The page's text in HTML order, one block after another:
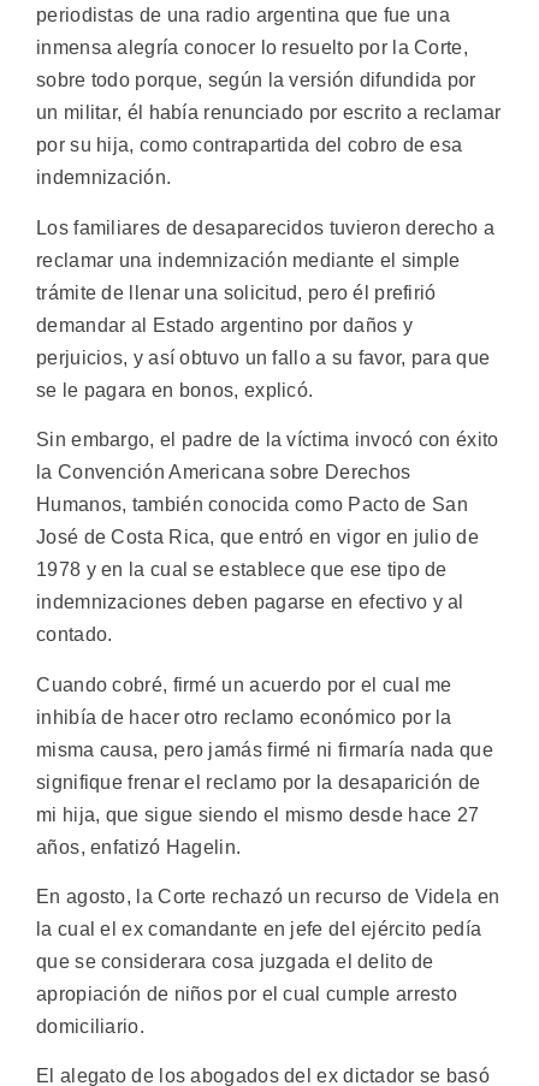
periodistas de una radio argentina que fue una
inmensa alegría conocer lo resuelto por la Corte,
sobre todo porque, según la versión difundida por
un militar, él había renunciado por escrito a reclamar
por su hija, como contrapartida del cobro de esa
indemnización.
Los familiares de desaparecidos tuvieron derecho a
reclamar una indemnización mediante el simple
trámite de llenar una solicitud, pero él prefirió
demandar al Estado argentino por daños y
perjuicios, y así obtuvo un fallo a su favor, para que
se le pagara en bonos, explicó.
Sin embargo, el padre de la víctima invocó con éxito
la Convención Americana sobre Derechos
Humanos, también conocida como Pacto de San
José de Costa Rica, que entró en vigor en julio de
1978 y en la cual se establece que ese tipo de
indemnizaciones deben pagarse en efectivo y al
contado.
Cuando cobré, firmé un acuerdo por el cual me
inhibía de hacer otro reclamo económico por la
misma causa, pero jamás firmé ni firmaría nada que
signifique frenar el reclamo por la desaparición de
mi hija, que sigue siendo el mismo desde hace 27
años, enfatizó Hagelin.
En agosto, la Corte rechazó un recurso de Videla en
la cual el ex comandante en jefe del ejército pedía
que se considerara cosa juzgada el delito de
apropiación de niños por el cual cumple arresto
domiciliario.
El alegato de los abogados del ex dictador se basó